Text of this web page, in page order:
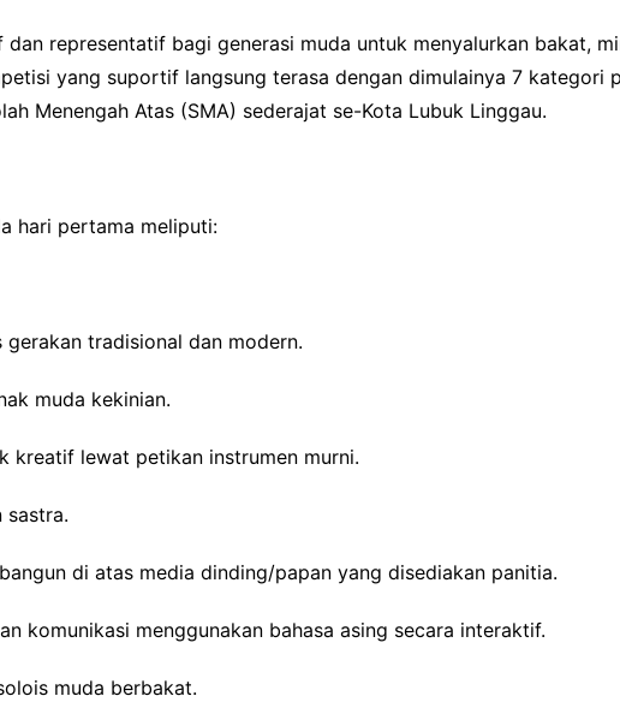
representatif bagi generasi muda untuk menyalurkan bakat,
yang suportif langsung terasa dengan dimulainya 7 kategori
Menengah Atas (SMA) sederajat se-Kota Lubuk Linggau.
hari pertama meliputi:
gerakan tradisional dan modern.
muda kekinian.
kreatif lewat petikan instrumen murni.
sastra.
di atas media dinding/papan yang disediakan panitia.
komunikasi menggunakan bahasa asing secara interaktif.
muda berbakat.